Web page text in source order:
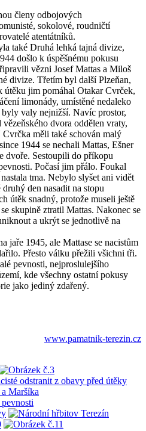
členy odbojových
sokolové, roudničtí
atentátníků.
také Druhá lehká tajná divize,
došlo k úspěšnému pokusu
vězni Josef Mattas a Miloš
divize. Třetím byl další Plzeňan,
jim pomáhal Otakar Cvrček,
limonády, umístěné nedaleko
valy nejnižší. Navíc prostor,
dvora oddělen vraty,
měli také schován malý
1944 se nechali Mattas, Ešner
dvoře. Sestoupili do příkopu
Počasí jim přálo. Foukal
tma. Nebylo slyšet ani vidět
den nasadit na stopu
útěk snadný, protože museli ještě
skupině ztratil Mattas. Nakonec se
a ukrýt se jednotlivě na
jaře 1945, ale Mattase se nacistům
Přesto válku přežili všichni tři.
pevnosti, nejproslulejšího
kde všechny ostatní pokusy
jako jediný zdařený.
www.pamatnik-terezin.cz